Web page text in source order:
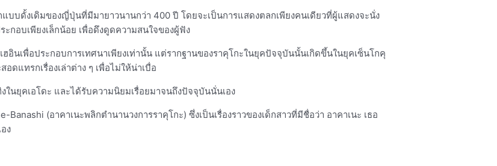
แบบดั้งเดิมของญี่ปุ่นที่มีมายาวนานกว่า 400 ปี โดยจะเป็นการแสดงตลกเพียงคนเดียวที่ผู้แสดงจะนั่ง
กอบเพียงเล็กน้อย เพื่อดึงดูดความสนใจของผู้ฟัง
อินเพื่อประกอบการเทศนาเพียงเท่านั้น แต่รากฐานของราคุโกะในยุคปัจจุบันนั้นเกิดขึ้นในยุคเซ็นโกคุ
ดแทรกเรื่องเล่าต่าง ๆ เพื่อไม่ให้น่าเบื่อ
ในยุคเอโดะ และได้รับความนิยมเรื่อยมาจนถึงปัจจุบันนั่นเอง
(อาคาเนะพลิกตำนานวงการราคุโกะ) ซึ่งเป็นเรื่องราวของเด็กสาวที่มีชื่อว่า อาคาเนะ เธอ
ง